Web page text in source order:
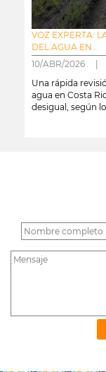
VOZ EXPERTA:
DEL AGUA EN...
10/ABR/2026 |
Una rápida
agua en Costa
desigual, según